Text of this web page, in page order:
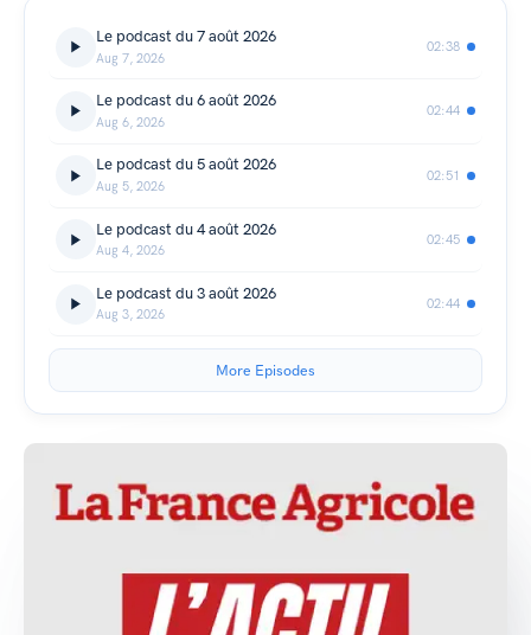
Le podcast du 7 août 2026
Aug 7, 2026
02:38
Le podcast du 6 août 2026
Aug 6, 2026
02:44
Le podcast du 5 août 2026
Aug 5, 2026
02:51
Le podcast du 4 août 2026
Aug 4, 2026
02:45
Le podcast du 3 août 2026
Aug 3, 2026
02:44
More Episodes